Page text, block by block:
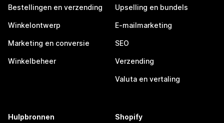
Bestellingen en verzending
Winkelontwerp
Marketing en conversie
Winkelbeheer
Upselling en bundels
E-mailmarketing
SEO
Verzending
Valuta en vertaling
Hulpbronnen Shopify